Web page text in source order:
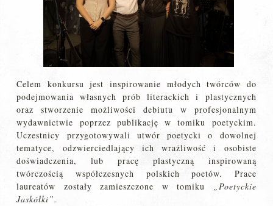
Celem konkursu jest inspirowanie młodych twórców do
podejmowania własnych prób literackich i plastycznych
oraz stworzenie możliwości debiutu w profesjonalnym
wydawnictwie poprzez publikację w tomiku poetyckim.
Uczestnicy przygotowywali utwór poetycki o dowolnej
tematyce, odzwierciedlający ich wrażliwość i osobiste
doświadczenia, lub pracę plastyczną inspirowaną
twórczością współczesnych polskich poetów. Prace
laureatów zostały zamieszczone w tomiku „Poetyckie
Jaskółki”.